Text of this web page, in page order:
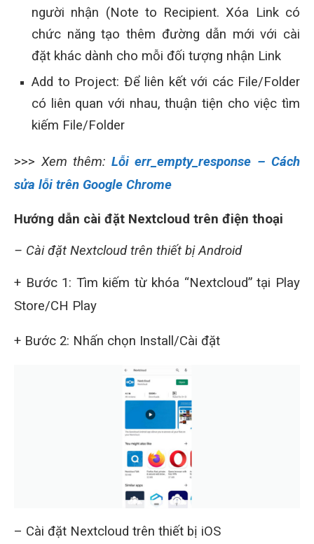
người nhận (Note to Recipient. Xóa Link có
chức năng tạo thêm đường dẫn mới với cài
đặt khác dành cho mỗi đối tượng nhận Link
Add to Project: Để liên kết với các File/Folder
có liên quan với nhau, thuận tiện cho việc tìm
kiếm File/Folder
>>> Xem thêm: Lỗi err_empty_response – Cách
sửa lỗi trên Google Chrome
Hướng dẫn cài đặt Nextcloud trên điện thoại
– Cài đặt Nextcloud trên thiết bị Android
+ Bước 1: Tìm kiếm từ khóa “Nextcloud” tại Play
Store/CH Play
+ Bước 2: Nhấn chọn Install/Cài đặt
– Cài đặt Nextcloud trên thiết bị iOS